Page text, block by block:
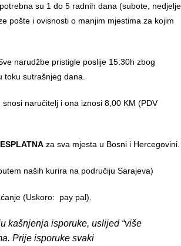
su 1 do 5 radnih dana (subote, nedjelje
pošte i ovisnosti o manjim mjestima za kojim
narudžbe pristigle poslije 15:30h zbog
sutrašnjeg dana.
naručitelj i ona iznosi 8,00 KM (PDV
za sva mjesta u Bosni i Hercegovini.
naših kurira na područiju Sarajeva)
(Uskoro: pay pal).
kašnjenja isporuke, uslijed “više
Prije isporuke svaki